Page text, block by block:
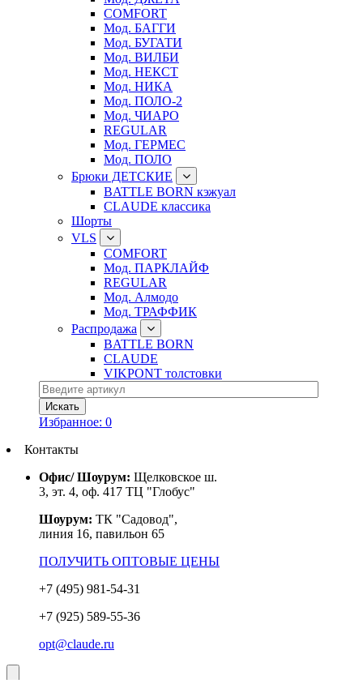
COMFORT
Мод. БАГГИ
Мод. БУГАТИ
Мод. ВИЛБИ
Мод. НЕКСТ
Мод. НИКА
Мод. ПОЛО-2
Мод. ЧИАРО
REGULAR
Мод. ГЕРМЕС
Мод. ПОЛО
Брюки ДЕТСКИЕ
BATTLE BORN кэжуал
CLAUDE классика
Шорты
VLS
COMFORT
Мод. ПАРКЛАЙФ
REGULAR
Мод. Алмодо
Мод. ТРАФФИК
Распродажа
BATTLE BORN
CLAUDE
VIKPONT толстовки
Избранное: 0
Контакты
Офис/ Шоурум: Щелковское ш.
3, эт. 4, оф. 417 ТЦ "Глобус"
Шоурум: ТК "Садовод",
линия 16, павильон 65
ПОЛУЧИТЬ ОПТОВЫЕ ЦЕНЫ
+7 (495) 981-54-31
+7 (925) 589-55-36
opt@claude.ru